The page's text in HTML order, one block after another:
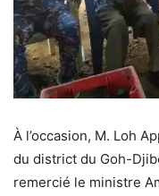
À l’occasion, M. Loh
du district du Goh-
remercié le ministre